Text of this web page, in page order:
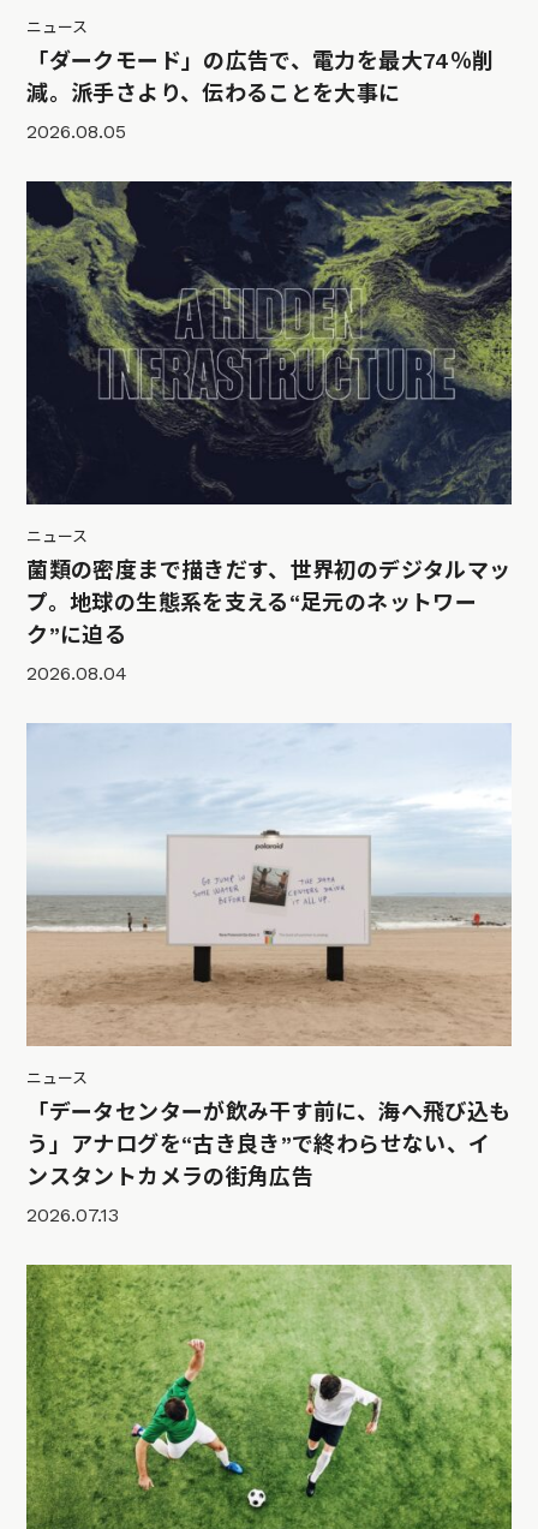
ニュース
「ダークモード」の広告で、電力を最大74％削
減。派手さより、伝わることを大事に
2026.08.05
ニュース
菌類の密度まで描きだす、世界初のデジタルマッ
プ。地球の生態系を支える“足元のネットワー
ク”に迫る
2026.08.04
ニュース
「データセンターが飲み干す前に、海へ飛び込も
う」アナログを“古き良き”で終わらせない、イ
ンスタントカメラの街角広告
2026.07.13